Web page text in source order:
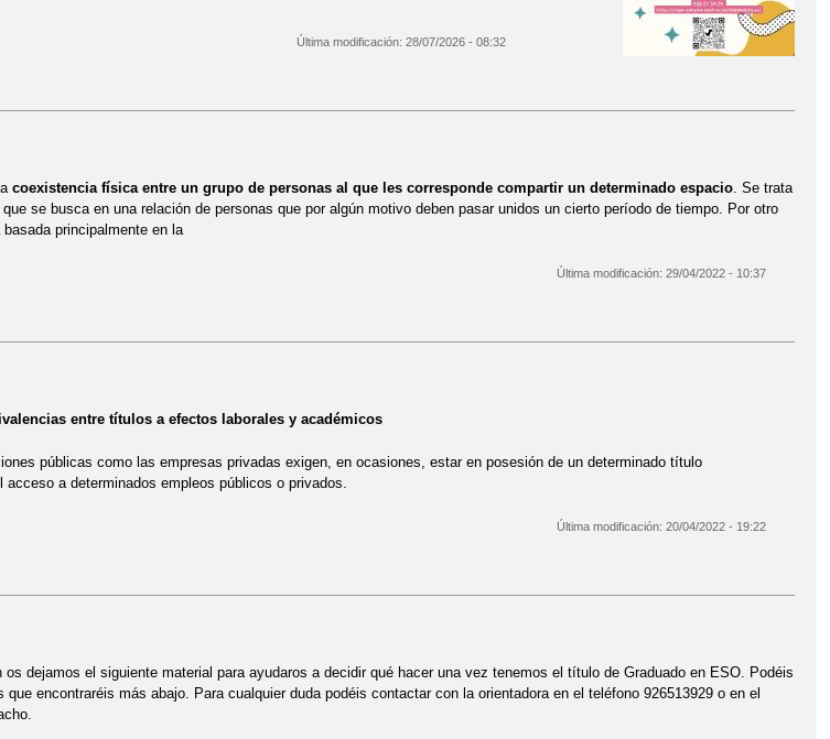
Última modificación: 28/07/2026 - 08:32
coexistencia física entre un grupo de personas al que les corresponde compartir un determinado espacio. Se trata
se busca en una relación de personas que por algún motivo deben pasar unidos un cierto período de tiempo. Por otro
principalmente en la
Última modificación: 29/04/2022 - 10:37
entre títulos a efectos laborales y académicos
públicas como las empresas privadas exigen, en ocasiones, estar en posesión de un determinado título
acceso a determinados empleos públicos o privados.
Última modificación: 20/04/2022 - 19:22
os dejamos el siguiente material para ayudaros a decidir qué hacer una vez tenemos el título de Graduado en ESO. Podéis
encontraréis más abajo. Para cualquier duda podéis contactar con la orientadora en el teléfono 926513929 o en el